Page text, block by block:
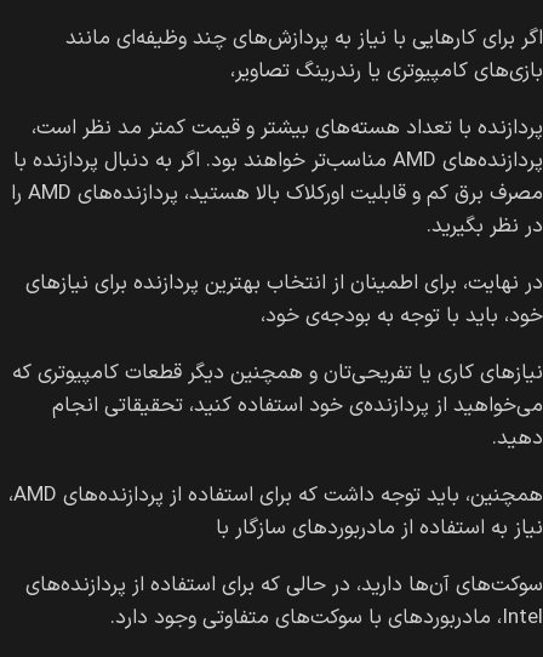
اگر برای کارهایی با نیاز به پردازش‌های چند وظیفه‌ای مانند
بازی‌های کامپیوتری یا رندرینگ تصاویر،
پردازنده با تعداد هسته‌های بیشتر و قیمت کمتر مد نظر است،
پردازنده‌های AMD مناسب‌تر خواهند بود. اگر به دنبال پردازنده با
مصرف برق کم و قابلیت اورکلاک بالا هستید، پردازنده‌های AMD را
در نظر بگیرید.
در نهایت، برای اطمینان از انتخاب بهترین پردازنده برای نیازهای
خود، باید با توجه به بودجه‌ی خود،
نیازهای کاری یا تفریحی‌تان و همچنین دیگر قطعات کامپیوتری که
می‌خواهید از پردازنده‌ی خود استفاده کنید، تحقیقاتی انجام
دهید.
همچنین، باید توجه داشت که برای استفاده از پردازنده‌های AMD،
نیاز به استفاده از مادربورد‌های سازگار با
سوکت‌های آن‌ها دارید، در حالی که برای استفاده از پردازنده‌های
Intel، مادربورد‌های با سوکت‌های متفاوتی وجود دارد.